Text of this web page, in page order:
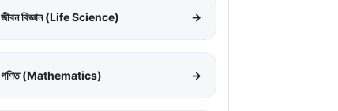
জীবন বিজ্ঞান (Life Science) →
গণিত (Mathematics) →